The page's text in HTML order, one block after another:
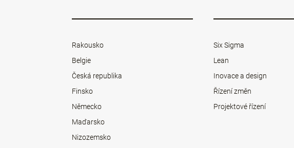
Rakousko
Belgie
Česká republika
Finsko
Německo
Maďarsko
Nizozemsko
Six Sigma
Lean
Inovace a design
Řízení změn
Projektové řízení